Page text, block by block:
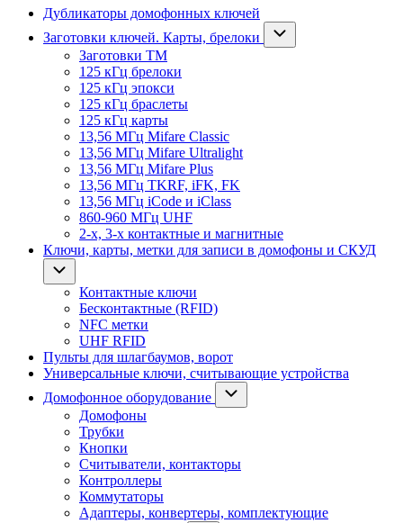
Дубликаторы домофонных ключей
Заготовки ключей. Карты, брелоки
Заготовки ТМ
125 кГц брелоки
125 кГц эпокси
125 кГц браслеты
125 кГц карты
13,56 МГц Mifare Classic
13,56 МГц Mifare Ultralight
13,56 МГц Mifare Plus
13,56 МГц TKRF, iFK, FK
13,56 МГц iCode и iClass
860-960 МГц UHF
2-х, 3-х контактные и магнитные
Ключи, карты, метки для записи в домофоны и СКУД
Контактные ключи
Бесконтактные (RFID)
NFC метки
UHF RFID
Пульты для шлагбаумов, ворот
Универсальные ключи, считывающие устройства
Домофонное оборудование
Домофоны
Трубки
Кнопки
Считыватели, контакторы
Контроллеры
Коммутаторы
Адаптеры, конвертеры, комплектующие